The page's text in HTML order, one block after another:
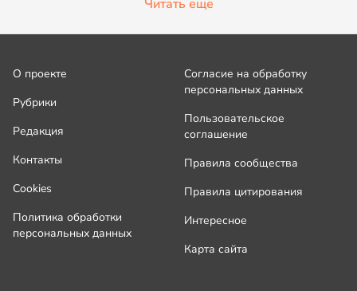
Читать еще
О проекте
Рубрики
Редакция
Контакты
Cookies
Политика обработки
персональных данных
Согласие на обработку
персональных данных
Пользовательское
соглашение
Правила сообщества
Правила цитирования
Интересное
Карта сайта